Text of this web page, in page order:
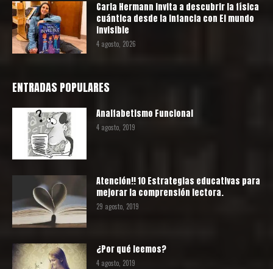
Carla Hermann invita a descubrir la física
cuántica desde la infancia con El mundo
invisible
4 agosto, 2026
ENTRADAS POPULARES
Analfabetismo Funcional
4 agosto, 2019
Atención!! 10 Estrategias educativas para
mejorar la comprensión lectora.
29 agosto, 2019
¿Por qué leemos?
4 agosto, 2019